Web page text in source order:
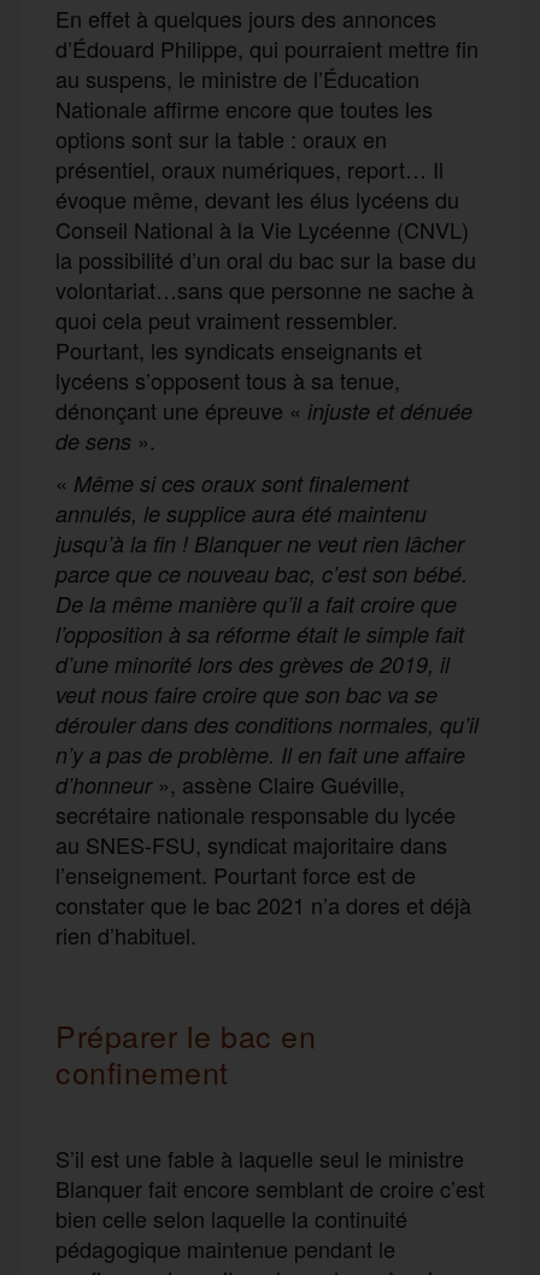
En effet à quelques jours des annonces
d’Édouard Philippe, qui pourraient mettre fin
au suspens, le ministre de l’Éducation
Nationale affirme encore que toutes les
options sont sur la table : oraux en
présentiel, oraux numériques, report… Il
évoque même, devant les élus lycéens du
Conseil National à la Vie Lycéenne (CNVL)
la possibilité d’un oral du bac sur la base du
volontariat…sans que personne ne sache à
quoi cela peut vraiment ressembler.
Pourtant, les syndicats enseignants et
lycéens s’opposent tous à sa tenue,
dénonçant une épreuve « injuste et dénuée
de sens ».
« Même si ces oraux sont finalement
annulés, le supplice aura été maintenu
jusqu’à la fin ! Blanquer ne veut rien lâcher
parce que ce nouveau bac, c’est son bébé.
De la même manière qu’il a fait croire que
l’opposition à sa réforme était le simple fait
d’une minorité lors des grèves de 2019, il
veut nous faire croire que son bac va se
dérouler dans des conditions normales, qu’il
n’y a pas de problème. Il en fait une affaire
d’honneur», assène Claire Guéville,
secrétaire nationale responsable du lycée
au SNES-FSU, syndicat majoritaire dans
l’enseignement. Pourtant force est de
constater que le bac 2021 n’a dores et déjà
rien d’habituel.
Préparer le bac en
confinement
S’il est une fable à laquelle seul le ministre
Blanquer fait encore semblant de croire c’est
bien celle selon laquelle la continuité
pédagogique maintenue pendant le